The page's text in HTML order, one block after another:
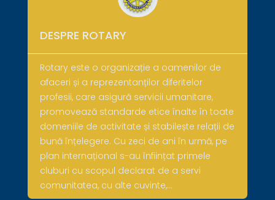
DESPRE ROTARY
Rotary este o organizație a oamenilor de
afaceri și a reprezentanților diferitelor
profesii, care asigură servicii umanitare,
promovează standarde etice înalte în toate
domeniile de activitate și stabilește relații de
bună înțelegere. Cu zeci de ani în urmă, pe
plan internațional s-au înființat primele
cluburi cu scopul declarat de a servi
comunitatea, cu alte cuvinte,…